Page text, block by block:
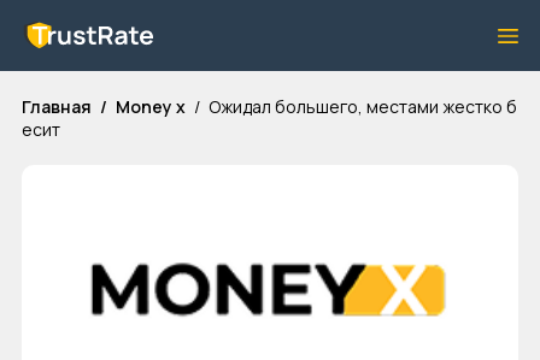
Главная Money x
Ожидал большего, местами жестко б
есит